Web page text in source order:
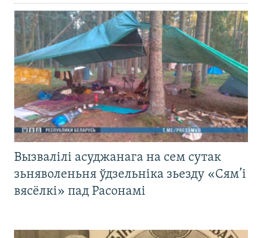
Вызвалілі асуджанага на сем сутак
зьняволеньня ўдзельніка зьезду «Сям’і
вясёлкі» пад Расонамі